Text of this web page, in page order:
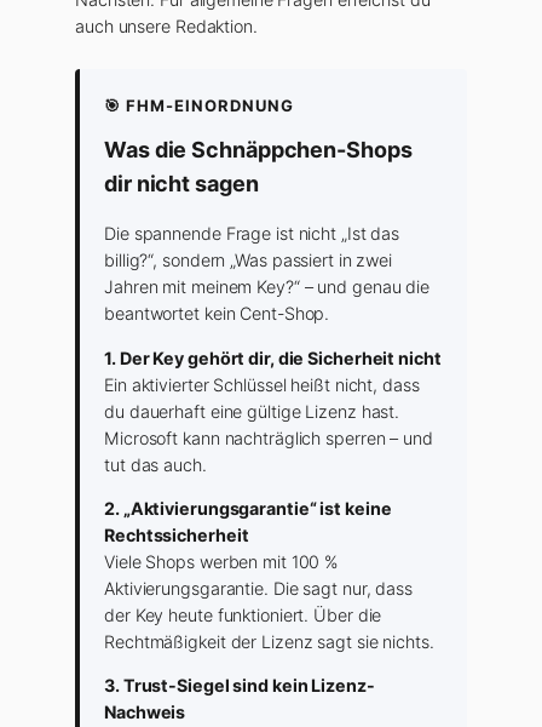
auch unsere Redaktion.
🎯 FHM-EINORDNUNG
Was die Schnäppchen-Shops
dir nicht sagen
Die spannende Frage ist nicht „Ist das
billig?“, sondern „Was passiert in zwei
Jahren mit meinem Key?“ – und genau die
beantwortet kein Cent-Shop.
1. Der Key gehört dir, die Sicherheit nicht
Ein aktivierter Schlüssel heißt nicht, dass
du dauerhaft eine gültige Lizenz hast.
Microsoft kann nachträglich sperren – und
tut das auch.
2. „Aktivierungsgarantie“ ist keine
Rechtssicherheit
Viele Shops werben mit 100 %
Aktivierungsgarantie. Die sagt nur, dass
der Key heute funktioniert. Über die
Rechtmäßigkeit der Lizenz sagt sie nichts.
3. Trust-Siegel sind kein Lizenz-
Nachweis